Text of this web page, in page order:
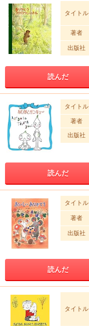
タイトル
著者
出版社
読んだ
タイトル
著者
出版社
読んだ
タイトル
著者
出版社
読んだ
タイトル